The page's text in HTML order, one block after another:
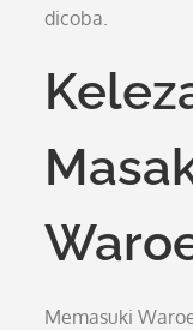
dicoba.
Memasuki